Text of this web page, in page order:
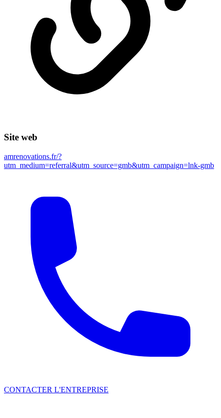
Site web
amrenovations.fr/?
utm_medium=referral&utm_source=gmb&utm_campaign=lnk-gmb
CONTACTER L'ENTREPRISE